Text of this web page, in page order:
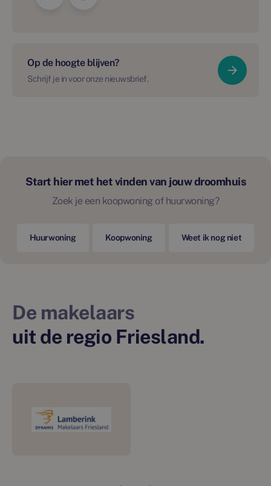
Op de hoogte blijven?
Schrijf je in voor onze nieuwsbrief.
Start hier met het vinden van jouw droomhuis
Zoek je een koopwoning of huurwoning?
Huurwoning Koopwoning Weet ik nog niet
De makelaars
uit de regio Friesland.